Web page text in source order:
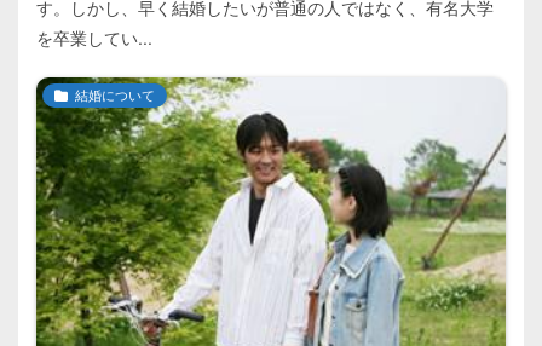
す。しかし、早く結婚したいが普通の人ではなく、有名大学
を卒業してい...
結婚について